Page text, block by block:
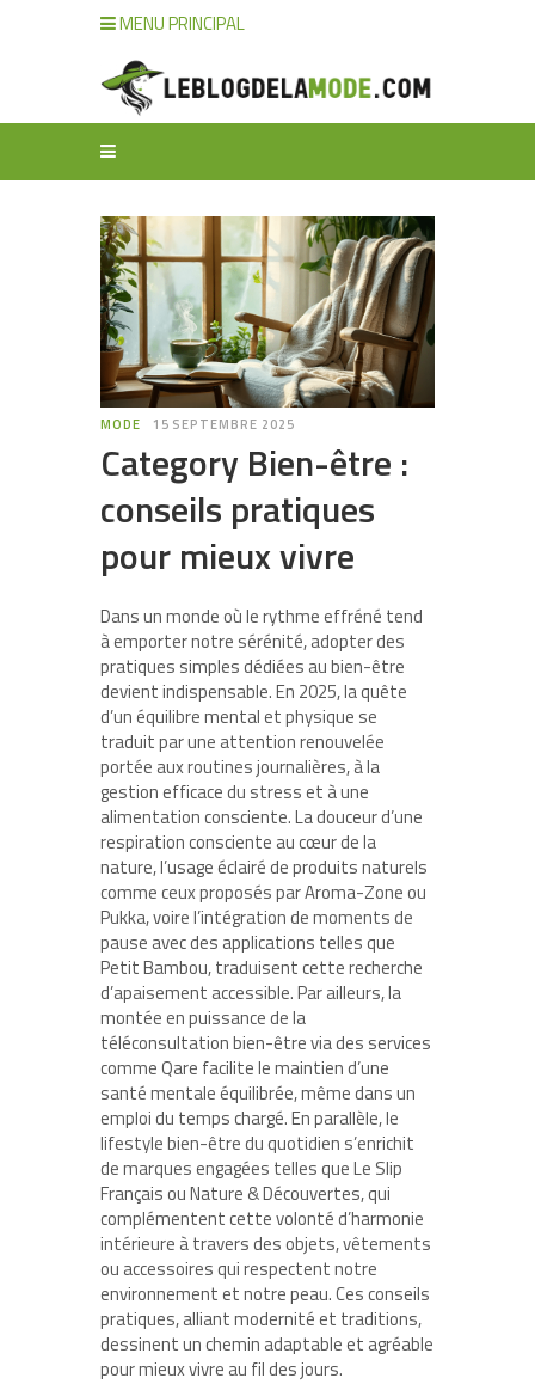
MENU PRINCIPAL
MODE 15 SEPTEMBRE 2025
Category Bien-être :
conseils pratiques
pour mieux vivre
Dans un monde où le rythme effréné tend
à emporter notre sérénité, adopter des
pratiques simples dédiées au bien-être
devient indispensable. En 2025, la quête
d’un équilibre mental et physique se
traduit par une attention renouvelée
portée aux routines journalières, à la
gestion efficace du stress et à une
alimentation consciente. La douceur d’une
respiration consciente au cœur de la
nature, l’usage éclairé de produits naturels
comme ceux proposés par Aroma-Zone ou
Pukka, voire l’intégration de moments de
pause avec des applications telles que
Petit Bambou, traduisent cette recherche
d’apaisement accessible. Par ailleurs, la
montée en puissance de la
téléconsultation bien-être via des services
comme Qare facilite le maintien d’une
santé mentale équilibrée, même dans un
emploi du temps chargé. En parallèle, le
lifestyle bien-être du quotidien s’enrichit
de marques engagées telles que Le Slip
Français ou Nature & Découvertes, qui
complémentent cette volonté d’harmonie
intérieure à travers des objets, vêtements
ou accessoires qui respectent notre
environnement et notre peau. Ces conseils
pratiques, alliant modernité et traditions,
dessinent un chemin adaptable et agréable
pour mieux vivre au fil des jours.